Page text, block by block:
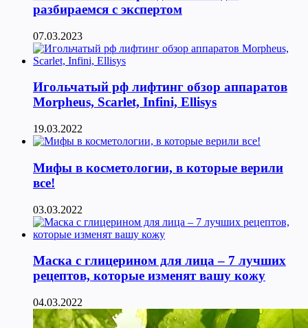
разбираемся с экспертом
07.03.2023
Игольчатый рф лифтинг обзор аппаратов
Morpheus, Scarlet, Infini, Ellisys
19.03.2022
Мифы в косметологии, в которые верили
все!
03.03.2022
Маска с глицерином для лица – 7 лучших
рецептов, которые изменят вашу кожу
04.03.2022